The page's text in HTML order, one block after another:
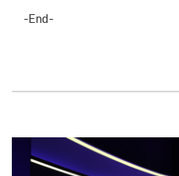
-End-